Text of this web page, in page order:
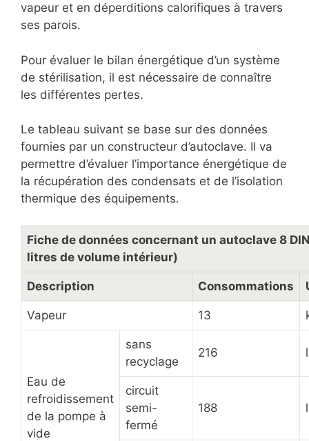
vapeur et en déperditions calorifiques à travers
ses parois.
Pour évaluer le bilan énergétique d’un système
de stérilisation, il est nécessaire de connaître
les différentes pertes.
Le tableau suivant se base sur des données
fournies par un constructeur d’autoclave. Il va
permettre d’évaluer l’importance énergétique de
la récupération des condensats et de l’isolation
thermique des équipements.
Fiche de données concernant un autoclave 8
litres de volume intérieur)
Description Consommations
Vapeur 13
Eau de
refroidissement
de la pompe à
vide
sans
recyclage
216
circuit
semi-
fermé
188